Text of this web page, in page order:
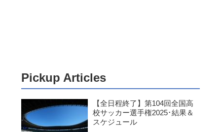
Pickup Articles
【全日程終了】第104回全国高
校サッカー選手権2025･結果＆
スケジュール